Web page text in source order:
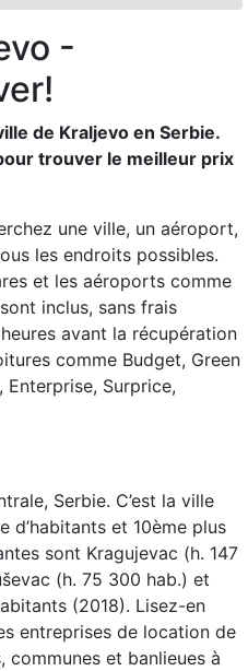
-
de Kraljevo en Serbie.
trouver le meilleur prix
une ville, un aéroport,
les endroits possibles.
et les aéroports comme
inclus, sans frais
avant la récupération
comme Budget, Green
Surprice,
Serbie. C’est la ville
d’habitants et 10ème plus
sont Kragujevac (h. 147
(h. 75 300 hab.) et
(2018). Lisez-en
entreprises de location de
et banlieues à